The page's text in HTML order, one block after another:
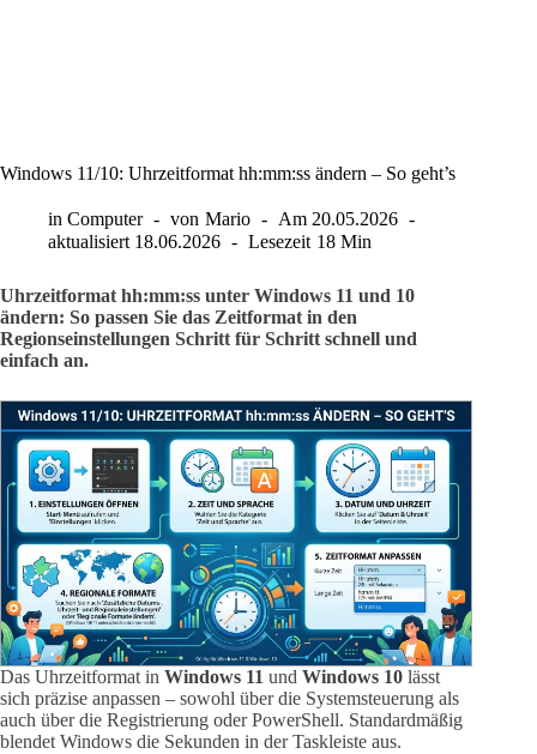
Windows 11/10: Uhrzeitformat hh:mm:ss ändern – So geht’s
in Computer von Mario Am 20.05.2026
aktualisiert 18.06.2026 Lesezeit 18 Min
Uhrzeitformat hh:mm:ss unter Windows 11 und 10
ändern: So passen Sie das Zeitformat in den
Regionseinstellungen Schritt für Schritt schnell und
einfach an.
Das Uhrzeitformat in Windows 11 und Windows 10 lässt
sich präzise anpassen – sowohl über die Systemsteuerung als
auch über die Registrierung oder PowerShell. Standardmäßig
blendet Windows die Sekunden in der Taskleiste aus.